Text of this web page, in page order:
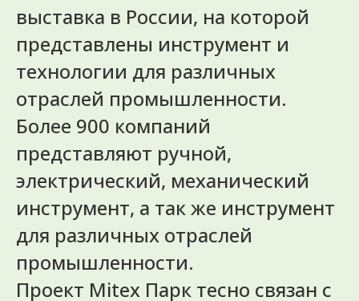
выставка в России, на которой
представлены инструмент и
технологии для различных
отраслей промышленности.
Более 900 компаний
представляют ручной,
электрический, механический
инструмент, а так же инструмент
для различных отраслей
промышленности.
Проект Mitex Парк тесно связан с